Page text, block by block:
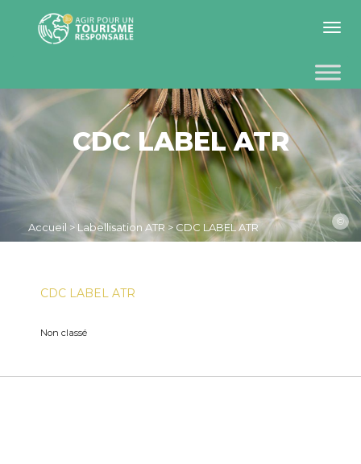
Toggle
CDC LABEL ATR
Accueil > Labellisation ATR > CDC LABEL ATR ©
CDC LABEL ATR
Non classé